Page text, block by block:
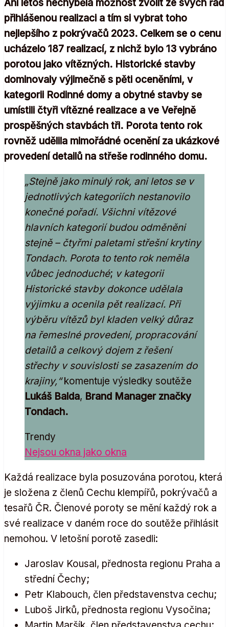
Ani letos nechyběla možnost zvolit ze svých řad
přihlášenou realizaci a tím si vybrat toho
nejlepšího z pokrývačů 2023. Celkem se o cenu
ucházelo 187 realizací, z nichž bylo 13 vybráno
porotou jako vítězných. Historické stavby
dominovaly výjimečně s pěti oceněními, v
kategorii Rodinné domy a obytné stavby se
umístili čtyři vítězné realizace a ve Veřejně
prospěšných stavbách tři. Porota tento rok
rovněž udělila mimořádné ocenění za ukázkové
provedení detailů na střeše rodinného domu.
„Stejně jako minulý rok, ani letos se v
jednotlivých kategoriích nestanovilo
konečné pořadí. Všichni vítězové
hlavních kategorií budou odměněni
stejně – čtyřmi paletami střešní krytiny
Tondach. Porota to tento rok neměla
vůbec jednoduché; v kategorii
Historické stavby dokonce udělala
výjimku a ocenila pět realizací. Při
výběru vítězů byl kladen velký důraz
na řemeslné provedení, propracování
detailů a celkový dojem z řešení
střechy v souvislosti se zasazením do
krajiny,“komentuje výsledky soutěže
Lukáš Balda, Brand Manager značky
Tondach.
Trendy
Nejsou okna jako okna
Každá realizace byla posuzována porotou, která
je složena z členů Cechu klempířů, pokrývačů a
tesařů ČR. Členové poroty se mění každý rok a
své realizace v daném roce do soutěže přihlásit
nemohou. V letošní porotě zasedli:
Jaroslav Kousal, přednosta regionu Praha a
střední Čechy;
Petr Klabouch, člen představenstva cechu;
Luboš Jirků, přednosta regionu Vysočina;